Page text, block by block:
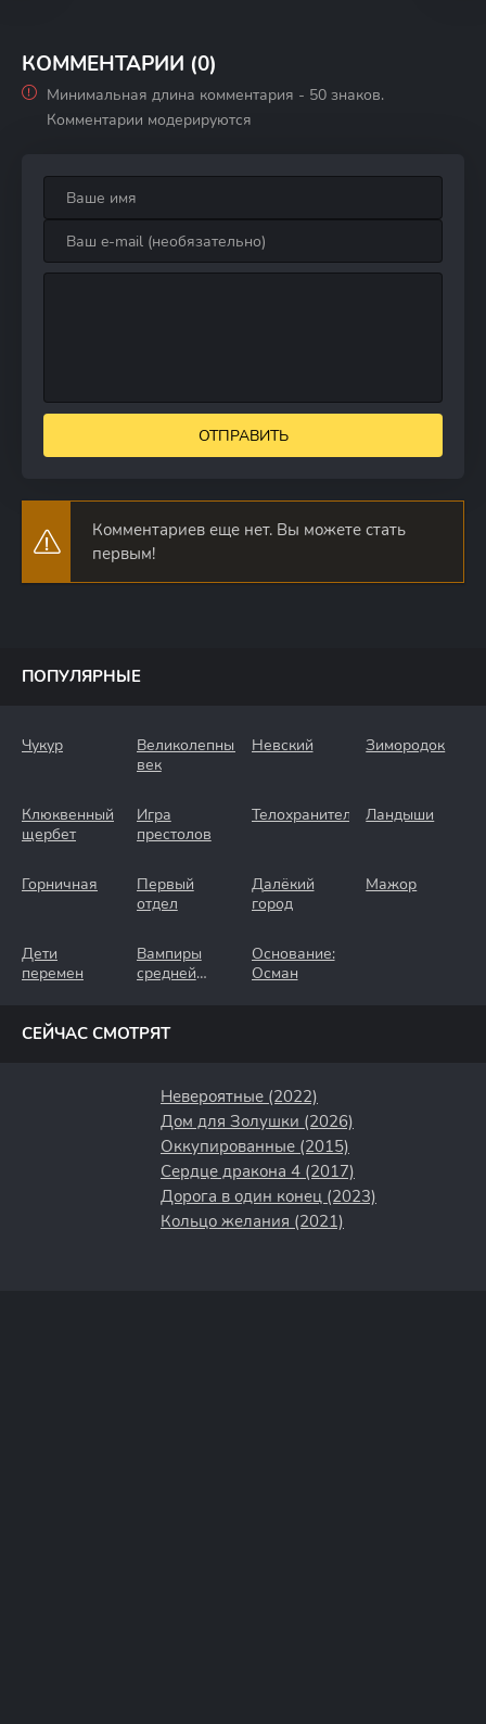
КОММЕНТАРИИ (0)
Минимальная длина комментария - 50 знаков.
Комментарии модерируются
ОТПРАВИТЬ
Комментариев еще нет. Вы можете стать
первым!
ПОПУЛЯРНЫЕ
Чукур
Великолепный
век
Невский Зимородок
Клюквенный
щербет
Игра
престолов
Телохранители Ландыши
Горничная
Первый
отдел
Далёкий
город
Мажор
Дети
перемен
Вампиры
средней
Основание:
Осман
СЕЙЧАС СМОТРЯТ
Невероятные (2022)
Дом для Золушки (2026)
Оккупированные (2015)
Сердце дракона 4 (2017)
Дорога в один конец (2023)
Кольцо желания (2021)